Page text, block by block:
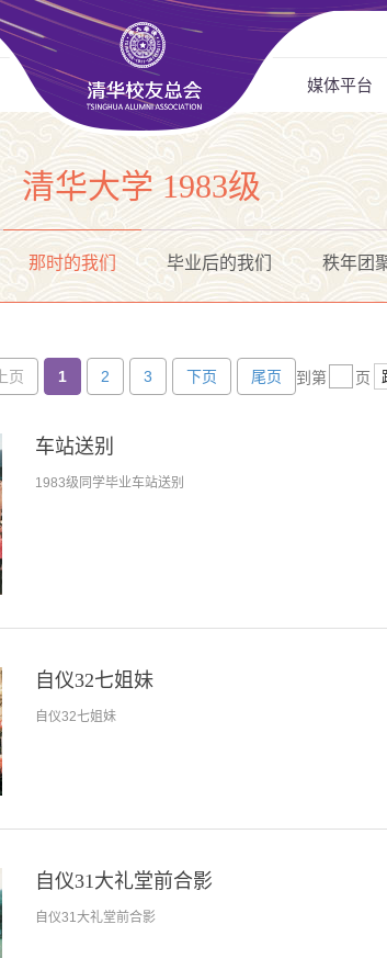
媒体平台
清华大学 1983级
那时的我们 毕业后的我们 秩年团
上页 1 2 3 下页 尾页 到第 页
车站送别
1983级同学毕业车站送别
自仪32七姐妹
自仪32七姐妹
自仪31大礼堂前合影
自仪31大礼堂前合影